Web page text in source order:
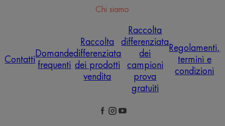
Chi siamo
Contatti
Domande
frequenti
Raccolta
differenziata
dei prodotti
vendita
Raccolta
differenziata
dei
campioni
prova
gratuiti
Regolamenti,
termini e
condizioni